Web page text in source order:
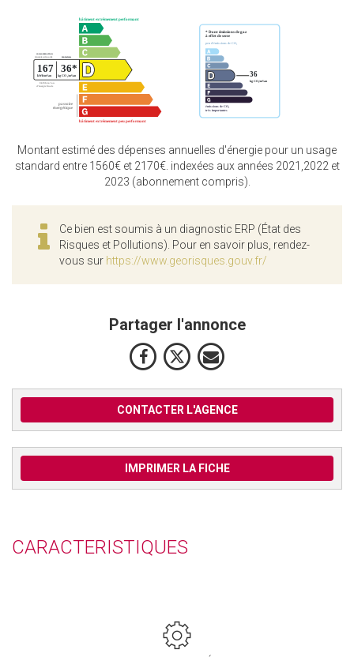
Montant estimé des dépenses annuelles d'énergie pour un usage
standard entre 1560€ et 2170€. indexées aux années 2021,2022 et
2023 (abonnement compris).
Ce bien est soumis à un diagnostic ERP (État des
Risques et Pollutions). Pour en savoir plus, rendez-
vous sur https://www.georisques.gouv.fr/
Partager l'annonce
CONTACTER L'AGENCE
IMPRIMER LA FICHE
CARACTERISTIQUES